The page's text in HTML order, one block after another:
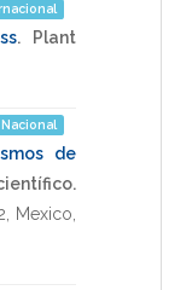
.
Plant
Nacional
de
Mexico,